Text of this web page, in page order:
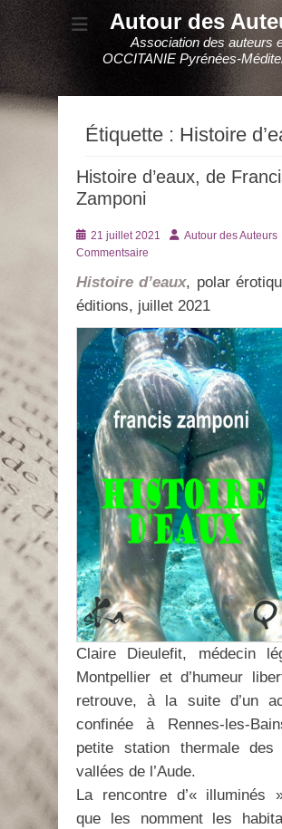
Autour des
Association des auteurs
OCCITANIE Pyrénées-
Étiquette : Histoire
Histoire d’eaux, de
Zamponi
Posté
le
21 juillet 2021 AuteurAutour des Auteurs
Commentsaire
Histoire d’eaux, polar
éditions, juillet 2021
Claire Dieulefit, médecin
Montpellier et d’humeur
retrouve, à la suite d’un
confinée à Rennes-les-
petite station thermale des
vallées de l’Aude.
La rencontre d’« illuminés
que les nomment les